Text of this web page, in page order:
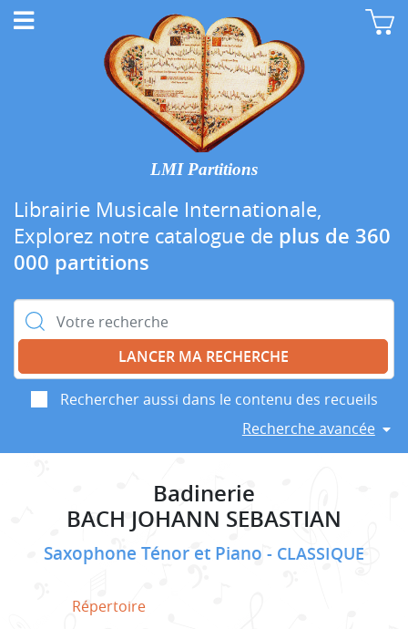
LMI Partitions
Librairie Musicale Internationale,
Explorez notre catalogue de plus de 360
000 partitions
Rechercher :
Rechercher aussi dans le contenu des recueils
Recherche avancée
Badinerie
BACH JOHANN SEBASTIAN
Saxophone Ténor et Piano CLASSIQUE
Répertoire